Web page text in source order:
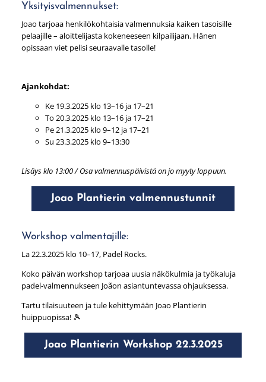
Yksityisvalmennukset:
Joao tarjoaa henkilökohtaisia valmennuksia kaiken tasoisille
pelaajille – aloittelijasta kokeneeseen kilpailijaan. Hänen
opissaan viet pelisi seuraavalle tasolle!
Ajankohdat:
Ke 19.3.2025 klo 13–16 ja 17–21
To 20.3.2025 klo 13–16 ja 17–21
Pe 21.3.2025 klo 9–12 ja 17–21
Su 23.3.2025 klo 9–13:30
Lisäys klo 13:00 / Osa valmennuspäivistä on jo myyty loppuun.
Joao Plantierin valmennustunnit
Workshop valmentajille:
La 22.3.2025 klo 10–17, Padel Rocks.
Koko päivän workshop tarjoaa uusia näkökulmia ja työkaluja
padel-valmennukseen Joãon asiantuntevassa ohjauksessa.
Tartu tilaisuuteen ja tule kehittymään Joao Plantierin
huippuopissa! 🎾
Joao Plantierin Workshop 22.3.2025